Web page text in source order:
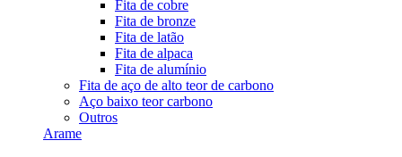
Fita de cobre
Fita de bronze
Fita de latão
Fita de alpaca
Fita de alumínio
Fita de aço de alto teor de carbono
Aço baixo teor carbono
Outros
Arame